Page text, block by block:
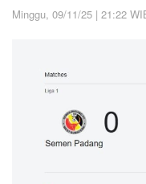
Minggu, 09/11/25 | 21:22